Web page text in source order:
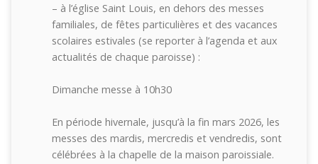
– à l’église Saint Louis, en dehors des messes
familiales, de fêtes particulières et des vacances
scolaires estivales (se reporter à l’agenda et aux
actualités de chaque paroisse) :
Dimanche messe à 10h30
En période hivernale, jusqu’à la fin mars 2026, les
messes des mardis, mercredis et vendredis, sont
célébrées à la chapelle de la maison paroissiale.